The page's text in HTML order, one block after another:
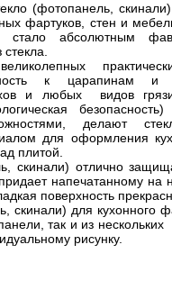
(фотопанель,
фартуков, стен и
стало абсолютным
к царапинам и
и любых видов
делают
для оформления
плитой.
скинали) отлично
напечатанному
поверхность
скинали) для кухонного
так и из нескольких
рисунку.